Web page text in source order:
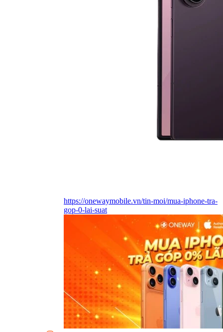
https://onewaymobile.vn/tin-moi/mua-iphone-tra-
gop-0-lai-suat